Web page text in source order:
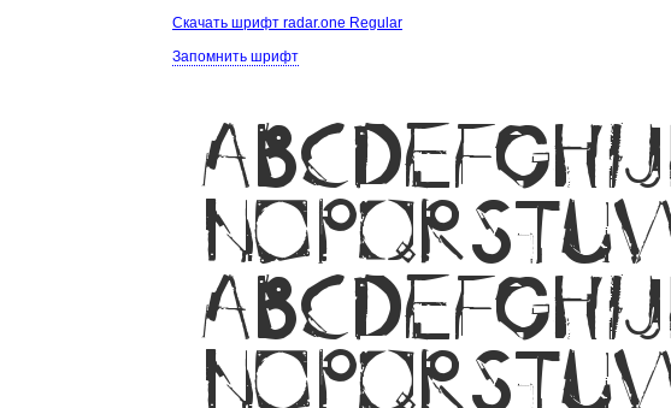
Скачать шрифт radar.one Regular
Запомнить шрифт